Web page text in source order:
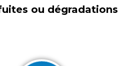
ou dégradations